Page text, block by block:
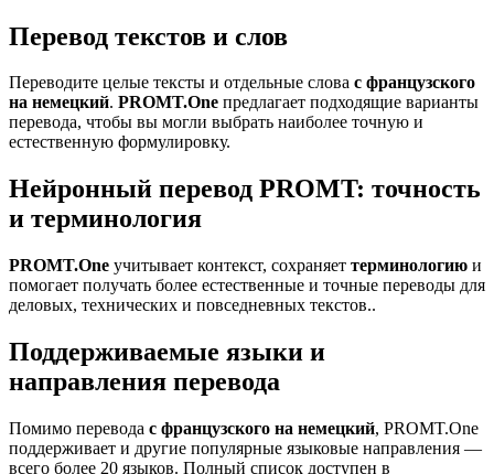
Перевод текстов и слов
Переводите целые тексты и отдельные слова с французского
на немецкий. PROMT.One предлагает подходящие варианты
перевода, чтобы вы могли выбрать наиболее точную и
естественную формулировку.
Нейронный перевод PROMT: точность
и терминология
PROMT.One учитывает контекст, сохраняет терминологию и
помогает получать более естественные и точные переводы для
деловых, технических и повседневных текстов..
Поддерживаемые языки и
направления перевода
Помимо перевода с французского на немецкий, PROMT.One
поддерживает и другие популярные языковые направления —
всего более 20 языков. Полный список доступен в